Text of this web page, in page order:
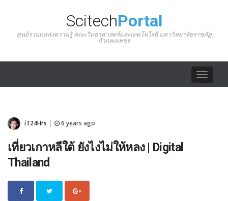
ScitechPortal
ศูนย์รวมแหล่งความรู้ คณะวิทยาศาสตร์และเทคโนโลยี มหาวิทยาลัยราชภัฏ
กำแพงเพชร
Toggle
iT24Hrs 6 years ago
เที่ยวเกาหลีใต้ ยังไงไม่ให้หลง | Digital
Thailand